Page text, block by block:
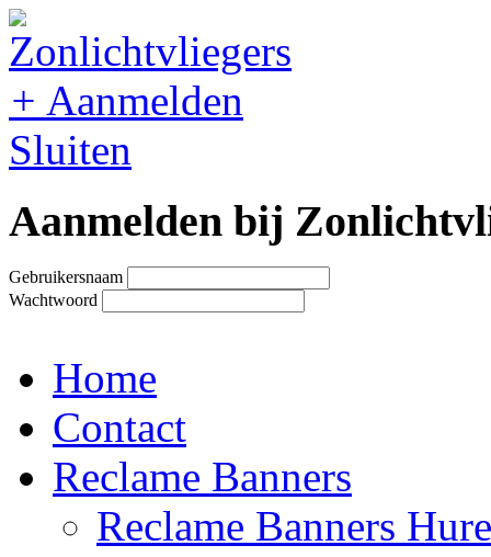
+ Aanmelden
Sluiten
Aanmelden bij
Gebruikersnaam
Wachtwoord
Home
Contact
Reclame Banners
Reclame Banners